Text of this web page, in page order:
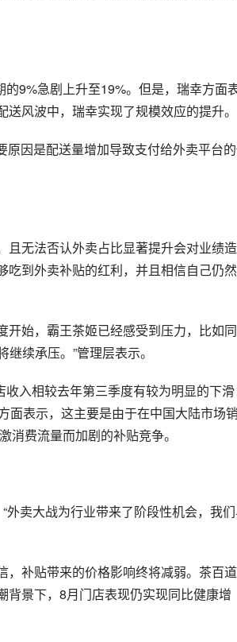
9%急剧上升至19%。但是，瑞幸方面
风波中，瑞幸实现了规模效应的提升。
因是配送量增加导致支付给外卖平台
无法否认外卖占比显著提升会对业绩
吃到外卖补贴的红利，并且相信自己仍
始，霸王茶姬已经感受到压力，比如
续承压。”管理层表示。
入相较去年第三季度有较为明显的下滑
面表示，这主要是由于在中国大陆市场销
费流量而加剧的补贴竞争。
卖大战为行业带来了阶段性机会，我
补贴带来的价格影响终将减弱。茶百
背景下，8月门店表现仍实现同比健康增